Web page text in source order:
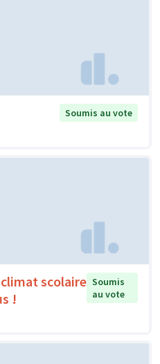
Soumis au vote
scolaire
!
Soumis
au vote